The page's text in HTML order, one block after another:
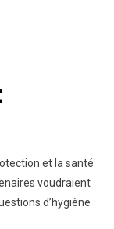
et la santé
voudraient
d’hygiène